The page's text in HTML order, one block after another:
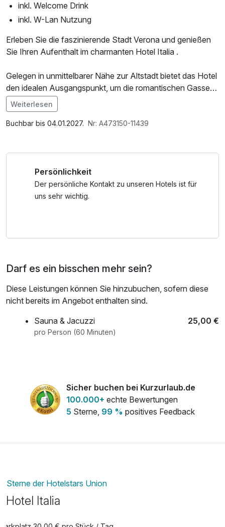
inkl. Welcome Drink
inkl. W-Lan Nutzung
Erleben Sie die faszinierende Stadt Verona und genießen
Sie Ihren Aufenthalt im charmanten Hotel Italia .
Gelegen in unmittelbarer Nähe zur Altstadt bietet das Hotel
den idealen Ausgangspunkt, um die romantischen Gassen,
die berühmte Arena und das Haus der Julia zu erkunden.
Nach einem Tag voller Entdeckungen entspannen Sie im
modernen Komfort des Hotels und lassen sich von
Im Angebot enthalten
W-LAN Nutzung / Internetnutzung
Weiterlesen
Buchbar bis 04.01.2027. Nr: A473150-11439
Persönlichkeit
Der persönliche Kontakt zu unseren Hotels ist für
uns sehr wichtig.
Darf es ein bisschen mehr sein?
Diese Leistungen können Sie hinzubuchen, sofern diese
nicht bereits im Angebot enthalten sind.
Sauna & Jacuzzi
25,00 €
pro Person (60 Minuten)
Sicher buchen bei Kurzurlaub.de
100.000+ echte Bewertungen
5 Sterne, 99 % positives Feedback
Sterne der Hotelstars Union
Hotel Italia